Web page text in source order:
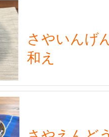
さやいんげ
和え